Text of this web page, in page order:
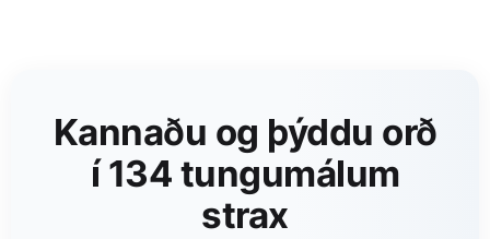
Kannaðu og þýddu orð
í 134 tungumálum
strax